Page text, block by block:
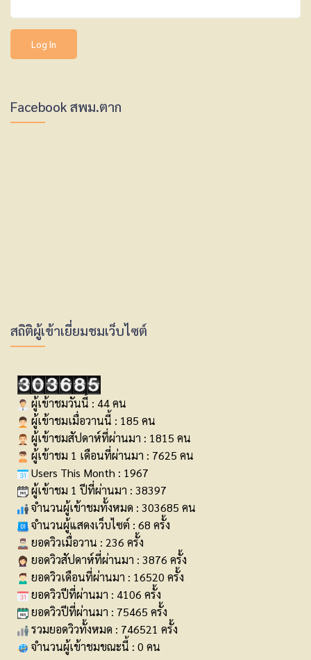
Facebook สพม.ตาก
สถิติผู้เข้าเยี่ยมชมเว็บไซต์
ผู้เข้าชมวันนี้ : 44 คน
ผู้เข้าชมเมื่อวานนี้ : 185 คน
ผู้เข้าชมสัปดาห์ที่ผ่านมา : 1815 คน
ผู้เข้าชม 1 เดือนที่ผ่านมา : 7625 คน
Users This Month : 1967
ผู้เข้าชม 1 ปีที่ผ่านมา : 38397
จำนวนผู้เข้าชมทั้งหมด : 303685 คน
จำนวนผู้แสดงเว็บไซต์ : 68 ครั้ง
ยอดวิวเมื่อวาน : 236 ครั้ง
ยอดวิวสัปดาห์ที่ผ่านมา : 3876 ครั้ง
ยอดวิวเดือนที่ผ่านมา : 16520 ครั้ง
ยอดวิวปีที่ผ่านมา : 4106 ครั้ง
ยอดวิวปีที่ผ่านมา : 75465 ครั้ง
รวมยอดวิวทั้งหมด : 746521 ครั้ง
จำนวนผู้เข้าชมขณะนี้ : 0 คน